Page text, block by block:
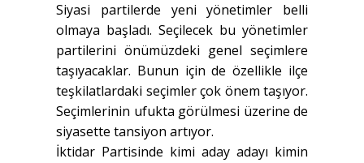
Siyasi partilerde yeni yönetimler belli
olmaya başladı. Seçilecek bu yönetimler
partilerini önümüzdeki genel seçimlere
taşıyacaklar. Bunun için de özellikle ilçe
teşkilatlardaki seçimler çok önem taşıyor.
Seçimlerinin ufukta görülmesi üzerine de
siyasette tansiyon artıyor.
İktidar Partisinde kimi aday adayı kimin